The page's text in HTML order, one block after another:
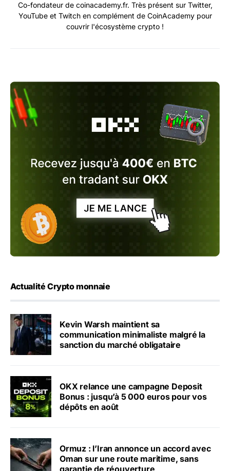
Co-fondateur de coinacademy.fr. Très présent sur Twitter,
YouTube et Twitch en complément de CoinAcademy pour
couvrir l'écosystème crypto !
Actualité Crypto monnaie
Kevin Warsh maintient sa
communication minimaliste malgré la
sanction du marché obligataire
OKX relance une campagne Deposit
Bonus : jusqu’à 5 000 euros pour vos
dépôts en août
Ormuz : l’Iran annonce un accord avec
Oman sur une route maritime, sans